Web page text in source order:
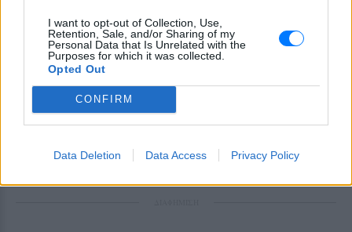
I want to opt-out of Collection, Use,
Retention, Sale, and/or Sharing of my
Personal Data that Is Unrelated with the
Purposes for which it was collected.
Opted Out
CONFIRM
Data Deletion Data Access Privacy Policy
Ακολουθήστε το E-Radio.gr στο
και μάθετε πρώτοιτα πιο hot νέα.
Για ακόμη περισσότερανέα